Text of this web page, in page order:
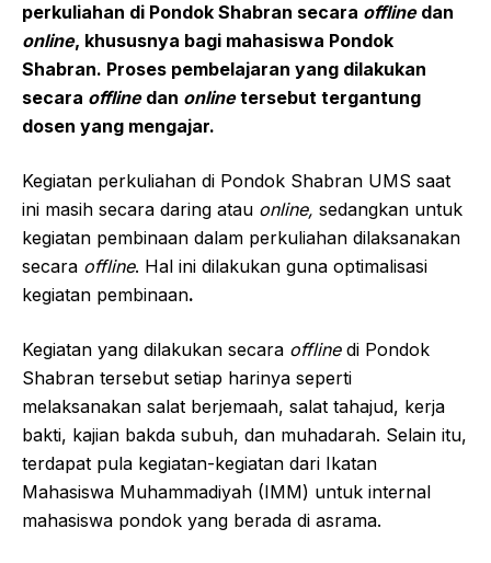
perkuliahan di Pondok Shabran secara offlinedan
online, khususnya bagi mahasiswa Pondok
Shabran. Proses pembelajaran yang dilakukan
secara offlinedan onlinetersebut tergantung
dosen yang mengajar.
Kegiatan perkuliahan di Pondok Shabran UMS saat
ini masih secara daring atau online, sedangkan untuk
kegiatan pembinaan dalam perkuliahan dilaksanakan
secara offline. Hal ini dilakukan guna optimalisasi
kegiatan pembinaan.
Kegiatan yang dilakukan secara offlinedi Pondok
Shabran tersebut setiap harinya seperti
melaksanakan salat berjemaah, salat tahajud, kerja
bakti, kajian bakda subuh, dan muhadarah. Selain itu,
terdapat pula kegiatan-kegiatan dari Ikatan
Mahasiswa Muhammadiyah (IMM) untuk internal
mahasiswa pondok yang berada di asrama.